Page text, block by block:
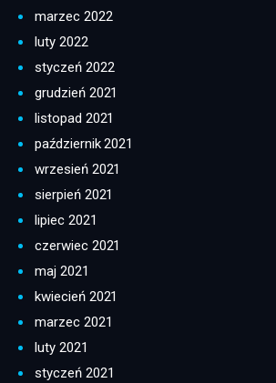
marzec 2022
luty 2022
styczeń 2022
grudzień 2021
listopad 2021
październik 2021
wrzesień 2021
sierpień 2021
lipiec 2021
czerwiec 2021
maj 2021
kwiecień 2021
marzec 2021
luty 2021
styczeń 2021